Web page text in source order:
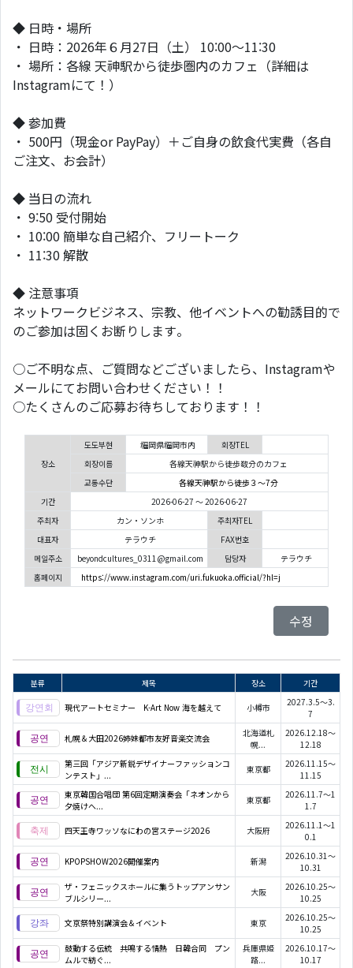
◆ 日時・場所
・ 日時：2026年６月27日（土） 10:00〜11:30
・ 場所：各線 天神駅から徒歩圏内のカフェ（詳細は
Instagramにて！）
◆ 参加費
・ 500円（現金or PayPay）＋ご自身の飲食代実費（各自
ご注文、お会計）
◆ 当日の流れ
・ 9:50 受付開始
・ 10:00 簡単な自己紹介、フリートーク
・ 11:30 解散
◆ 注意事項
ネットワークビジネス、宗教、他イベントへの勧誘目的で
のご参加は固くお断りします。
○ご不明な点、ご質問などございましたら、Instagramや
メールにてお問い合わせください！！
○たくさんのご応募お待ちしております！！
장소
도도부현 福岡県福岡市内
회장TEL
회장이름
各線天神駅から徒歩数分のカフェ
교통수단
各線天神駅から徒歩３〜7分
기간
2026-06-27 ～ 2026-06-27
주최자
カン・ソンホ
주최자TEL
대표자
テラウチ
FAX번호
메일주소
beyondcultures_0311@gmail.com 담당자
テラウチ
홈페이지
https://www.instagram.com/uri.fukuoka.official/?hl=j
수정
분류 제목 장소 기간
現代アートセミナー K-Art Now 海を越えて 小樽市
2027.3.5～3.
7
札幌＆大田2026姉妹都市友好音楽交流会
北海道札
幌...
2026.12.18～
12.18
第三回「アジア新鋭デザイナーファッションコ
ンテスト」...
東京都
2026.11.15～
11.15
東京韓国合唱団 第6回定期演奏会「ネオンから
夕焼けへ...
東京都
2026.11.7～1
1.7
四天王寺ワッソなにわの宮ステージ2026 大阪府
2026.11.1～1
0.1
KPOPSHOW2026開催案内 新潟
2026.10.31～
10.31
ザ・フェニックスホールに集うトップアンサン
ブルシリー...
大阪
2026.10.25～
10.25
文京祭特別講演会＆イベント 東京
2026.10.25～
10.25
鼓動する伝統 共鳴する情熱 日韓合同 プン
ムルで紡ぐ...
兵庫県姫
路...
2026.10.17～
10.17